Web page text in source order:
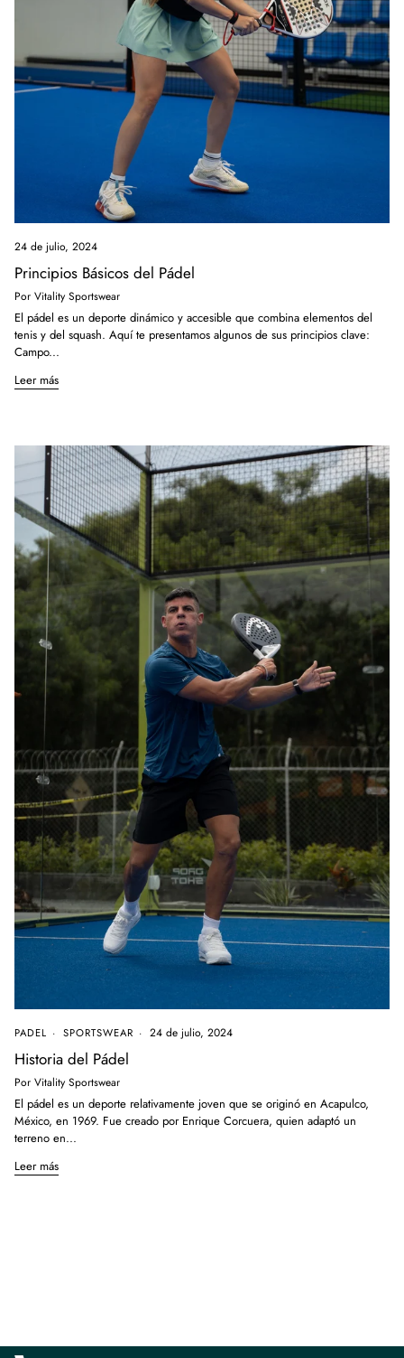
24 de julio, 2024
Principios Básicos del Pádel
Por Vitality Sportswear
El pádel es un deporte dinámico y accesible que combina elementos del
tenis y del squash. Aquí te presentamos algunos de sus principios clave:
Campo...
Leer más
PADEL SPORTSWEAR 24 de julio, 2024
Historia del Pádel
Por Vitality Sportswear
El pádel es un deporte relativamente joven que se originó en Acapulco,
México, en 1969. Fue creado por Enrique Corcuera, quien adaptó un
terreno en...
Leer más